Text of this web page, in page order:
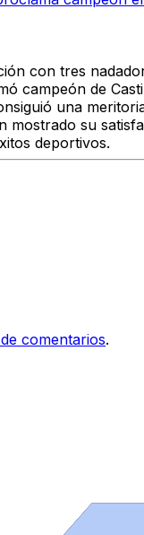
con tres
campeón de
una
mostrado su
deportivos.
comentarios.